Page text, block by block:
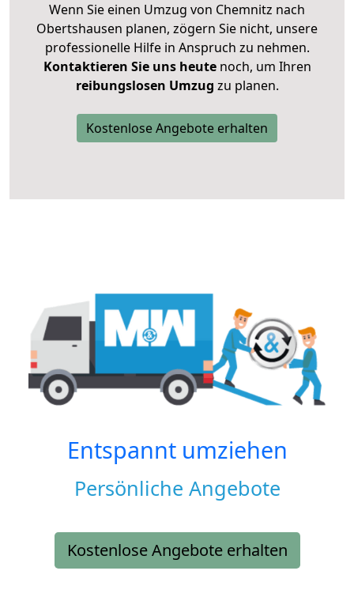
Wenn Sie einen Umzug von Chemnitz nach
Obertshausen planen, zögern Sie nicht, unsere
professionelle Hilfe in Anspruch zu nehmen.
Kontaktieren Sie uns heutenoch, um Ihren
reibungslosen Umzug zu planen.
Kostenlose Angebote erhalten
Entspannt umziehen
Persönliche Angebote
Kostenlose Angebote erhalten